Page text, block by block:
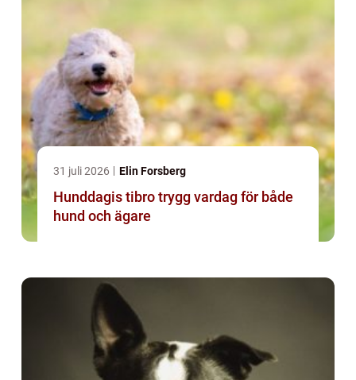
31 juli 2026 Elin Forsberg
Hunddagis tibro trygg vardag för både
hund och ägare